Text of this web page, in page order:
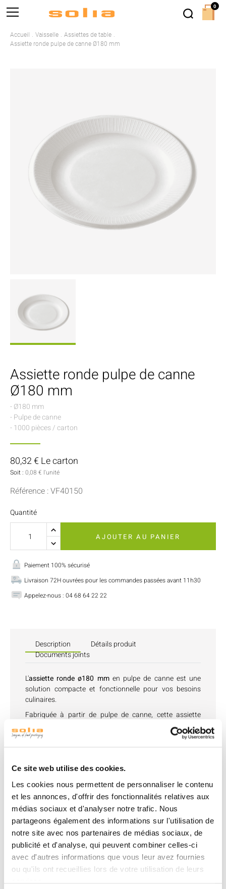
Ce site web utilise des cookies.
Les cookies nous permettent de personnaliser le contenu
et les annonces, d'offrir des fonctionnalités relatives aux
médias sociaux et d'analyser notre trafic. Nous
partageons également des informations sur l'utilisation de
notre site avec nos partenaires de médias sociaux, de
publicité et d'analyse, qui peuvent combiner celles-ci
avec d'autres informations que vous leur avez fournies
ou qu'ils ont recueillies lors de votre utilisation de leurs
Accueil Vaisselle
Assiettes de table
Assiette ronde pulpe de canne Ø180 mm
Assiette ronde pulpe de canne
Ø180 mm
- Ø180 mm
- Pulpe de canne
- 1000 pièces / carton
80,32 € Le carton
Soit : 0,08 € l'unité
Référence : VF40150
Quantité
AJOUTER AU PANIER
Paiement 100% sécurisé
Livraison 72H ouvrées pour les commandes passées avant 11h30
Appelez-nous : 04 68 64 22 22
Description
Détails produit
Documents joints
L'assiette ronde ø180 mmen pulpe de canne est une
solution compacte et fonctionnelle pour vos besoins
culinaires.
Fabriquée à partir de pulpe de canne, cette assiette
jetable offre une simplicité appréciée pour diverses
occasions.
Avec sa surface lisse et son design discret, elle s'adapte
praticité à vos repas.
Sa taille ø180 mm la rend parfaite pour des portions
individuelles, idéale pour les événements où l'espace de
table est limité.
Résistante aux températures de -18°C à +200°C, elle
peut être utilisée pour réchauffer des aliments au four
ou au micro-ondes si nécessaire.
À usage unique, elle simplifie le nettoyage après usage,
offrant une solution pratique et peu encombrante pour
0